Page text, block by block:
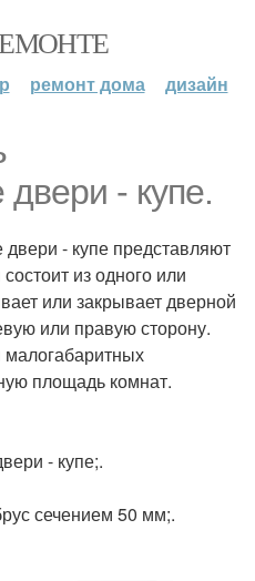
ремонт дома дизайн
- купе.
- купе представляют
из одного или
или закрывает дверной
или правую сторону.
площадь комнат.
- купе;.
сечением 50 мм;.